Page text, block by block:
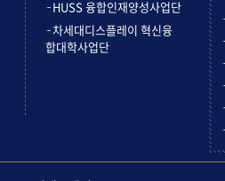
HUSS 융합인재양성사업단
차세대디스플레이 혁신융
합대학사업단